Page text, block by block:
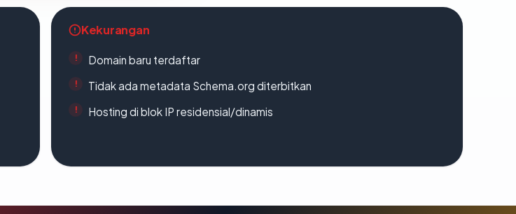
Kekurangan
Domain baru terdaftar
Tidak ada metadata Schema.org diterbitkan
Hosting di blok IP residensial/dinamis